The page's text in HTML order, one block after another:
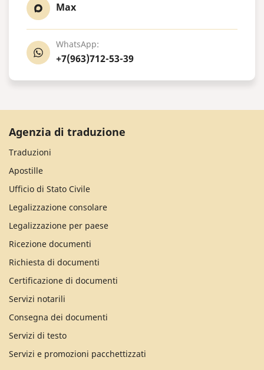
Max
WhatsApp:
+7(963)712-53-39
Agenzia di traduzione
Traduzioni
Apostille
Ufficio di Stato Civile
Legalizzazione consolare
Legalizzazione per paese
Ricezione documenti
Richiesta di documenti
Certificazione di documenti
Servizi notarili
Consegna dei documenti
Servizi di testo
Servizi e promozioni pacchettizzati